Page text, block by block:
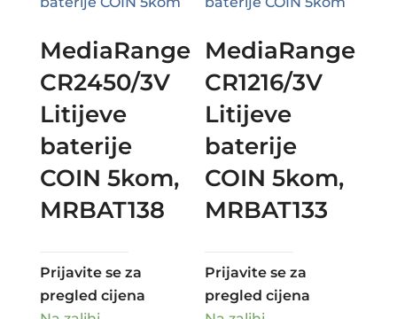
MediaRange
CR2450/3V
Litijeve
baterije
COIN 5kom,
MRBAT138
Prijavite se za
pregled cijena
MediaRange
CR1216/3V
Litijeve
baterije
COIN 5kom,
MRBAT133
Prijavite se za
pregled cijena